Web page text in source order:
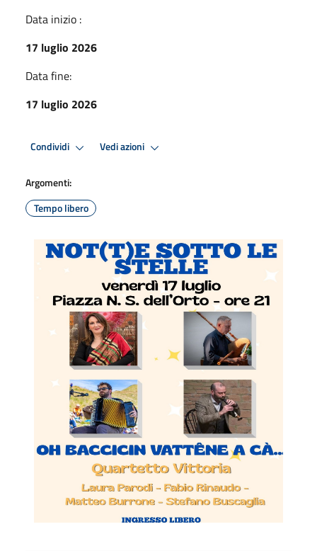
Data inizio :
17 luglio 2026
Data fine:
17 luglio 2026
Condividi Vedi azioni
Argomenti:
Tempo libero